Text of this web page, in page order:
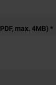
max. 4MB)*